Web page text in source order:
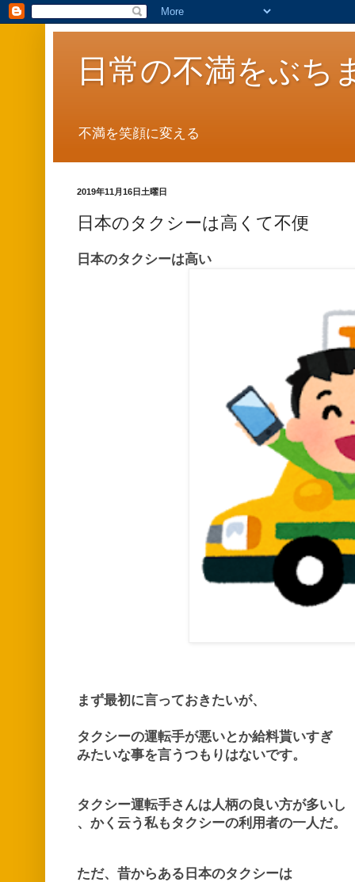
日常の不満をぶち
不満を笑顔に変える
2019年11月16日土曜日
日本のタクシーは高くて不便
日本のタクシーは高い
まず最初に言っておきたいが、
タクシーの運転手が悪いとか給料貰いすぎ
みたいな事を言うつもりはないです。
タクシー運転手さんは人柄の良い方が多いし
、かく云う私もタクシーの利用者の一人だ。
ただ、昔からある日本のタクシーは